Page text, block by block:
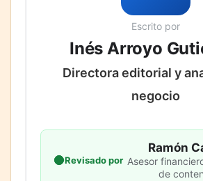
Escrito por
Inés Arroyo
Directora editorial y
negocio
Revisado por
Ramón
Asesor
de